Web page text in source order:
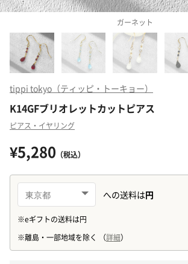
ガーネット
tippi tokyo（ティッピ・トーキョー）
K14GFブリオレットカットピアス
ピアス・イヤリング
¥5,280 （税込）